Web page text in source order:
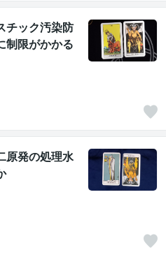
ック汚染防
制限がかかる
発の処理水